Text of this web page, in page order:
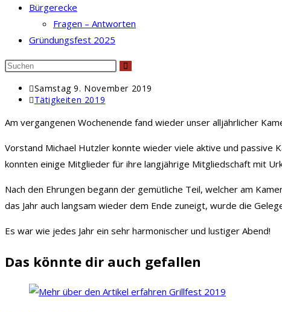
Bürgerecke
Fragen – Antworten
Gründungsfest 2025
Diese
durchsuchen
Beitrag
veröffentlicht:
Samstag 9. November 2019
Beitrags-
Tätigkeiten 2019
Am vergangenen Wochenende fand wieder unser alljährlicher
Vorstand Michael Hutzler konnte wieder viele aktive und passive
konnten einige Mitglieder für ihre langjährige Mitgliedschaft mit
Nach den Ehrungen begann der gemütliche Teil, welcher am
das Jahr auch langsam wieder dem Ende zuneigt, wurde die
Es war wie jedes Jahr ein sehr harmonischer und lustiger Abend!
Das könnte dir auch gefallen